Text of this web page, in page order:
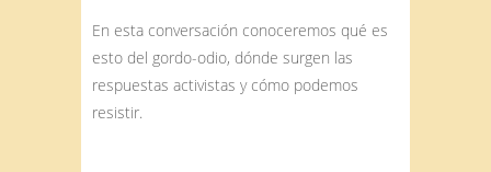
En esta conversación conoceremos qué es
esto del gordo-odio, dónde surgen las
respuestas activistas y cómo podemos
resistir.